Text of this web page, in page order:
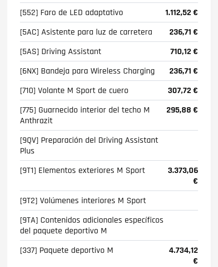
[552] Faro de LED adaptativo
1.112,52 €
[5AC] Asistente para luz de carretera
236,71 €
[5AS] Driving Assistant
710,12 €
[6NX] Bandeja para Wireless Charging
236,71 €
[710] Volante M Sport de cuero
307,72 €
[775] Guarnecido interior del techo M
Anthrazit
295,88 €
[9QV] Preparación del Driving Assistant
Plus
[9T1] Elementos exteriores M Sport
3.373,06
€
[9T2] Volúmenes interiores M Sport
[9TA] Contenidos adicionales específicos
del paquete deportivo M
[337] Paquete deportivo M
4.734,12
€